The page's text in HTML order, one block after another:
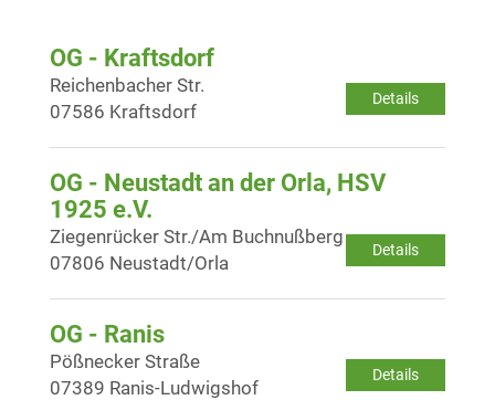
OG - Kraftsdorf
Details
Reichenbacher Str.
07586 Kraftsdorf
OG - Neustadt an der Orla, HSV
1925 e.V.
Details
Ziegenrücker Str./Am Buchnußberg
07806 Neustadt/Orla
OG - Ranis
Details
Pößnecker Straße
07389 Ranis-Ludwigshof